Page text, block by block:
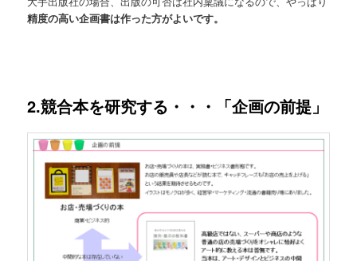
精度の高い企画書は作った方がよいです。
2.競合本を研究する・・・「企画の前提」